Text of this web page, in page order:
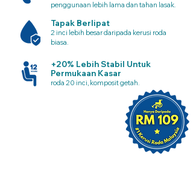
penggunaan lebih lama dan tahan lasak.
Tapak Berlipat
2 inci lebih besar daripada kerusi roda
biasa.
+20% Lebih Stabil Untuk
Permukaan Kasar
roda 20 inci, komposit getah.